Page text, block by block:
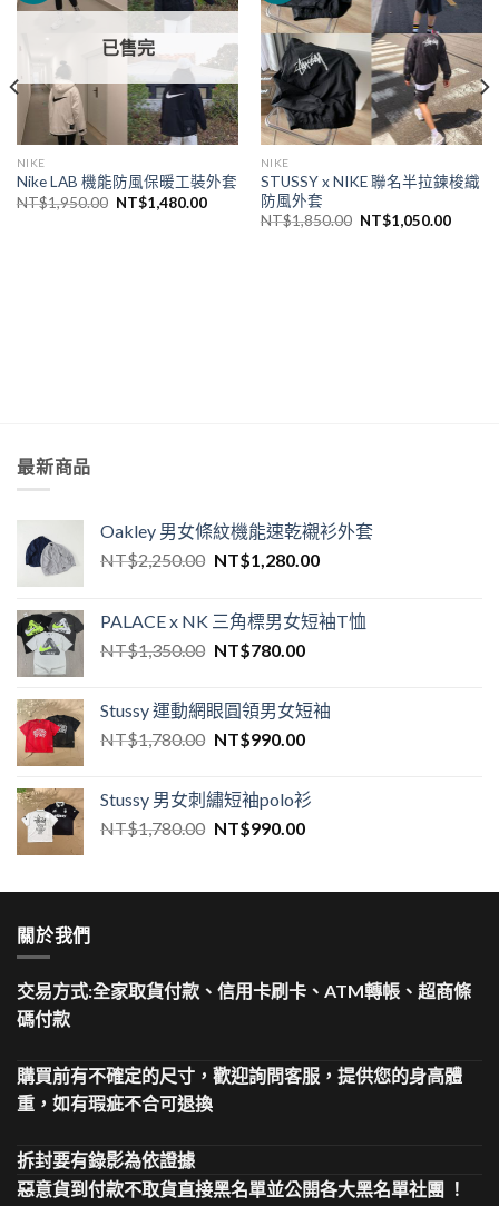
已售完
NIKE
Nike LAB 機能防風保暖工裝外套
NT$1,950.00 NT$1,480.00
NIKE
STUSSY x NIKE 聯名半拉鍊梭織
防風外套
NT$1,850.00 NT$1,050.00
最新商品
Oakley 男女條紋機能速乾襯衫外套
NT$2,250.00 NT$1,280.00
PALACE x NK 三角標男女短袖T恤
NT$1,350.00 NT$780.00
Stussy 運動網眼圓領男女短袖
NT$1,780.00 NT$990.00
Stussy 男女刺繡短袖polo衫
NT$1,780.00 NT$990.00
關於我們
交易方式:全家取貨付款、信用卡刷卡、ATM轉帳、超商條
碼付款
購買前有不確定的尺寸，歡迎詢問客服，提供您的身高體
重，如有瑕疵不合可退換
拆封要有錄影為依證據
惡意貨到付款不取貨直接黑名單並公開各大黑名單社團 ！